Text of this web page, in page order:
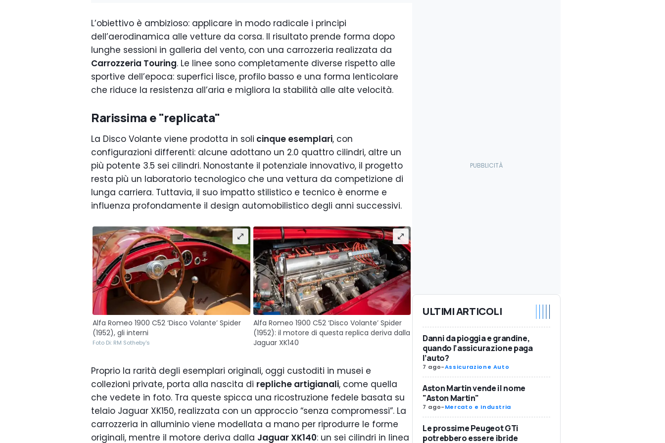
L’obiettivo è ambizioso: applicare in modo radicale i principi
dell’aerodinamica alle vetture da corsa. Il risultato prende forma dopo
lunghe sessioni in galleria del vento, con una carrozzeria realizzata da
Carrozzeria Touring. Le linee sono completamente diverse rispetto alle
sportive dell’epoca: superfici lisce, profilo basso e una forma lenticolare
che riduce la resistenza all’aria e migliora la stabilità alle alte velocità.
Rarissima e "replicata"
La Disco Volante viene prodotta in soli cinque esemplari, con
configurazioni differenti: alcune adottano un 2.0 quattro cilindri, altre un
più potente 3.5 sei cilindri. Nonostante il potenziale innovativo, il progetto
resta più un laboratorio tecnologico che una vettura da competizione di
lunga carriera. Tuttavia, il suo impatto stilistico e tecnico è enorme e
influenza profondamente il design automobilistico degli anni successivi.
Alfa Romeo 1900 C52 ‘Disco Volante’ Spider
(1952), gli interni
Foto Di: RM Sotheby's
Alfa Romeo 1900 C52 ‘Disco Volante’ Spider
(1952): il motore di questa replica deriva dalla
Jaguar XK140
Proprio la rarità degli esemplari originali, oggi custoditi in musei e
collezioni private, porta alla nascita di repliche artigianali, come quella
che vedete in foto. Tra queste spicca una ricostruzione fedele basata su
telaio Jaguar XK150, realizzata con un approccio “senza compromessi”. La
carrozzeria in alluminio viene modellata a mano per riprodurre le forme
originali, mentre il motore deriva dalla Jaguar XK140: un sei cilindri in linea
ULTIMI ARTICOLI
Danni da pioggia e grandine,
quando l’assicurazione paga
l’auto?
7 ago-Assicurazione Auto
Aston Martin vende il nome
"Aston Martin"
7 ago-Mercato e Industria
Le prossime Peugeot GTi
potrebbero essere ibride